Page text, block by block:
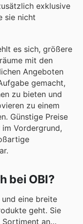
exklusive
sie nicht
es sich, größere
mit den
Angeboten
gemacht,
zu bieten und
zu einem
Günstige Preise
Vordergrund,
bei OBI?
eine breite
geht. Sie
an